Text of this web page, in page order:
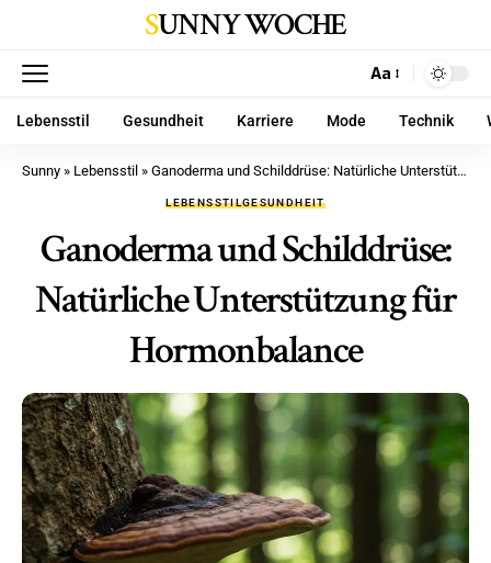
SUNNY WOCHE
Aa
Lebensstil Gesundheit Karriere Mode Technik
Sunny » Lebensstil » Ganoderma und Schilddrüse: Natürliche Unterstützung für Hormonbalance
LEBENSSTILGESUNDHEIT
Ganoderma und Schilddrüse:
Natürliche Unterstützung für
Hormonbalance